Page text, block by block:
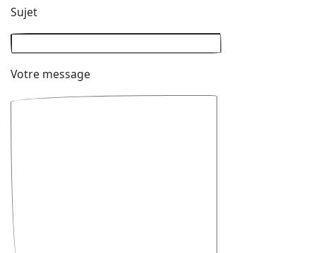
Sujet
Votre message